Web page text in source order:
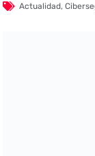
Actualidad,